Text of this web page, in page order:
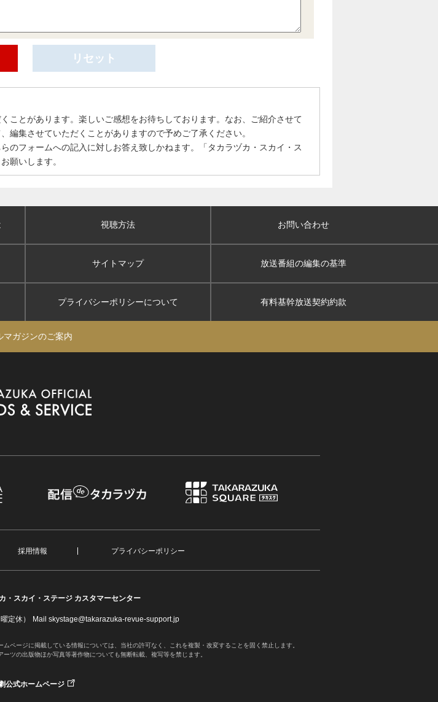
ことがあります。楽しいご感想をお待ちしております。なお、ご紹介させて
編集させていただくことがありますので予めご了承ください。
のフォームへの記入に対しお答え致しかねます。「タカラヅカ・スカイ・ス
願いします。
視聴方法 お問い合わせ
サイトマップ 放送番組の編集の基準
プライバシーポリシーについて 有料基幹放送契約約款
マガジンのご案内
採用情報 プライバシーポリシー
・スカイ・ステージ カスタマーセンター
定休） Mail skystage@takarazuka-revue-support.jp
ページに掲載している情報については、当社の許可なく、これを複製・改変することを固く禁止します。
ツの出版物ほか写真等著作物についても無断転載、複写等を禁じます。
公式ホームページ